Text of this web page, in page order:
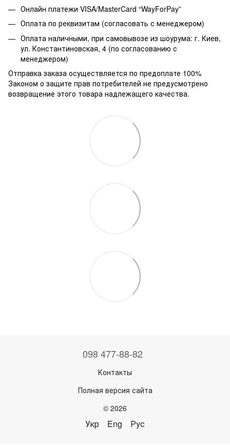
Онлайн платежи VISA/MasterCard “WayForPay”
Оплата по реквизитам (согласовать с менеджером)
Оплата наличными, при самовывозе из шоурума: г. Киев,
ул. Константиновская, 4 (по согласованию с
менеджером)
Отправка заказа осуществляется по предоплате 100%
Законом о защите прав потребителей не предусмотрено
возвращение этого товара надлежащего качества.
098 477-88-82
Контакты
Полная версия сайта
© 2026
Укр Eng Рус